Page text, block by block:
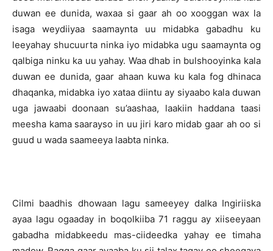
duwan ee dunida, waxaa si gaar ah oo xooggan wax la
isaga weydiiyaa saamaynta uu midabka gabadhu ku
leeyahay shucuurta ninka iyo midabka ugu saamaynta og
qalbiga ninku ka uu yahay. Waa dhab in bulshooyinka kala
duwan ee dunida, gaar ahaan kuwa ku kala fog dhinaca
dhaqanka, midabka iyo xataa diintu ay siyaabo kala duwan
uga jawaabi doonaan su’aashaa, laakiin haddana taasi
meesha kama saarayso in uu jiri karo midab gaar ah oo si
guud u wada saameeya laabta ninka.
Cilmi baadhis dhowaan lagu sameeyey dalka Ingiriiska
ayaa lagu ogaaday in boqolkiiba 71 raggu ay xiiseeyaan
gabadha midabkeedu mas-ciideedka yahay ee timaha